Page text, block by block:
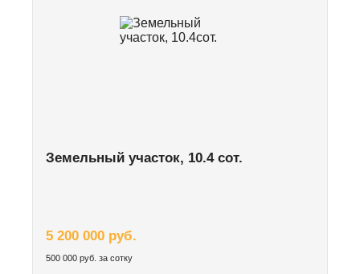
Земельный участок, 10.4 сот.
5 200 000 руб.
500 000 руб. за сотку